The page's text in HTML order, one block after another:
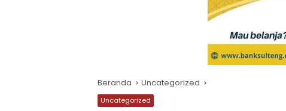
Beranda Uncategorized
Uncategorized